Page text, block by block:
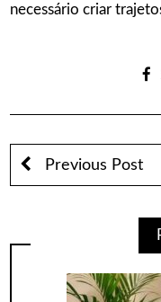
necessário criar
Previous Post